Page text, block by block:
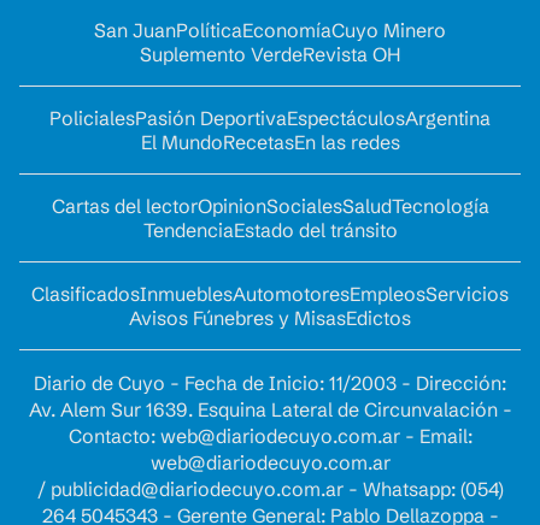
San JuanPolíticaEconomíaCuyo Minero
Suplemento VerdeRevista OH
PolicialesPasión DeportivaEspectáculosArgentina
El MundoRecetasEn las redes
Cartas del lectorOpinionSocialesSaludTecnología
TendenciaEstado del tránsito
ClasificadosInmueblesAutomotoresEmpleosServicios
Avisos Fúnebres y MisasEdictos
Diario de Cuyo - Fecha de Inicio: 11/2003 - Dirección:
Av. Alem Sur 1639. Esquina Lateral de Circunvalación -
Contacto: web@diariodecuyo.com.ar- Email:
web@diariodecuyo.com.ar
/ publicidad@diariodecuyo.com.ar- Whatsapp: (054)
264 5045343 - Gerente General: Pablo Dellazoppa -